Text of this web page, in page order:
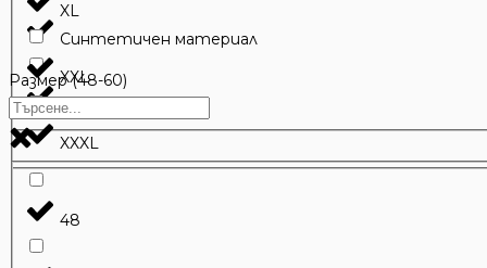
Синтетичен материал
Телешка кожа
XL
XXL
XXXL
Размер (48-60)
48